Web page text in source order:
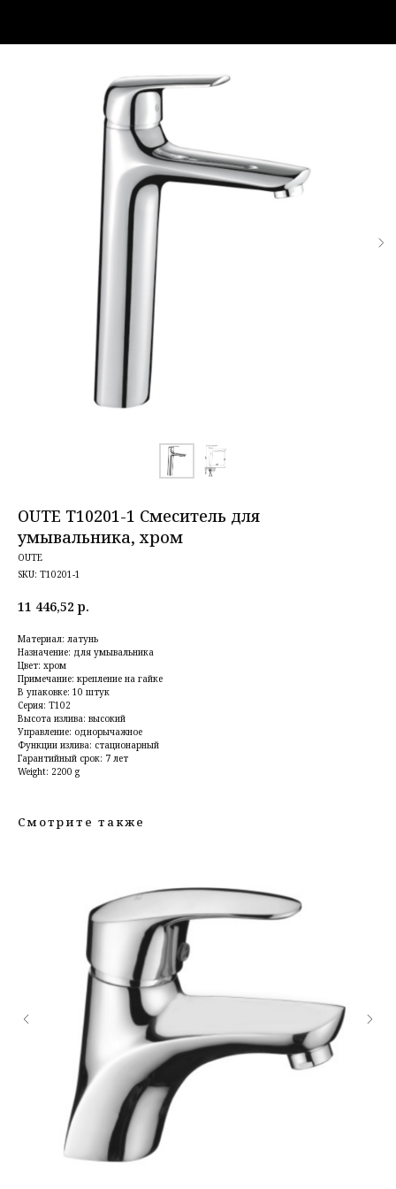
OUTE T10201-1 Смеситель для
умывальника, хром
OUTE
SKU: T10201-1
11 446,52 р.
Материал: латунь
Назначение: для умывальника
Цвет: хром
Примечание: крепление на гайке
В упаковке: 10 штук
Серия: T102
Высота излива: высокий
Управление: однорычажное
Функции излива: стационарный
Гарантийный срок: 7 лет
Weight: 2200 g
Смотрите также